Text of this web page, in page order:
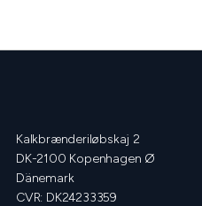
Kalkbrænderiløbskaj 2
DK-2100 Kopenhagen Ø
Dänemark
CVR: DK24233359